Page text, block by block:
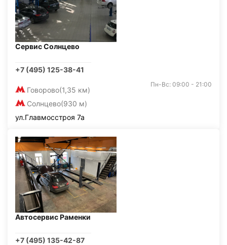
Сервис Солнцево
+7 (495) 125-38-41
Говорово(1,35 км)
Солнцево(930 м)
Пн-Вс: 09:00 - 21:00
ул.Главмосстроя 7а
Автосервис Раменки
+7 (495) 135-42-87